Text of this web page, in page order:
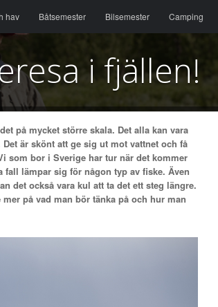
hav Båtsemester Bilsemester Camping
i fjällen!
på mycket större skala. Det alla kan vara
är skönt att ge sig ut mot vattnet och få
som bor i Sverige har tur när det kommer
lämpar sig för någon typ av fiske. Även
det också vara kul att ta det ett steg längre.
på vad man bör tänka på och hur man